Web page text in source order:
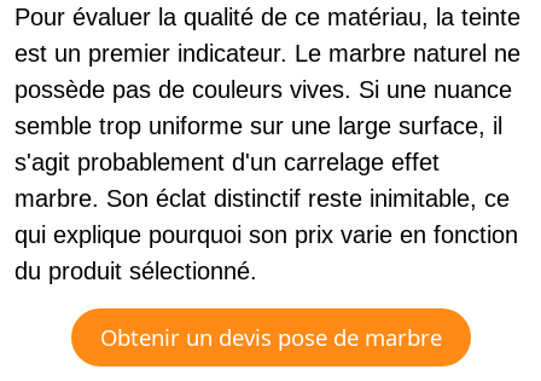
Pour évaluer la qualité de ce matériau, la teinte
est un premier indicateur. Le marbre naturel ne
possède pas de couleurs vives. Si une nuance
semble trop uniforme sur une large surface, il
s'agit probablement d'un carrelage effet
marbre. Son éclat distinctif reste inimitable, ce
qui explique pourquoi son prix varie en fonction
du produit sélectionné.
Obtenir un devis pose de marbre